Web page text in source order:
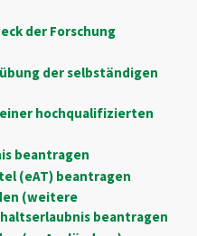
der Forschung
der selbständigen
einer hochqualifizierten
beantragen
(eAT) beantragen
(weitere
beantragen